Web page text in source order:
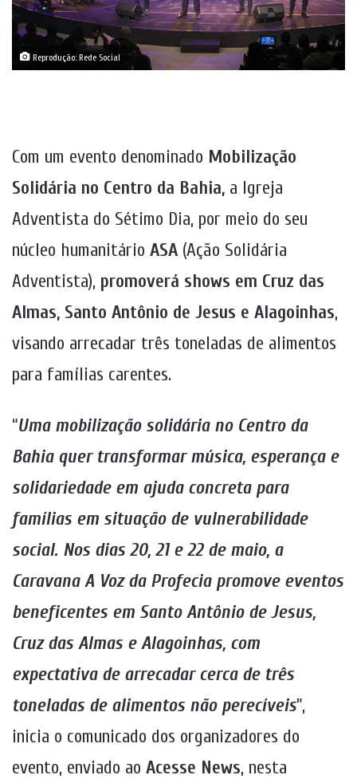
Reprodução: Rede Social
Com um evento denominado Mobilização
Solidária no Centro da Bahia, a Igreja
Adventista do Sétimo Dia, por meio do seu
núcleo humanitário ASA (Ação Solidária
Adventista), promoverá shows em Cruz das
Almas, Santo Antônio de Jesus e Alagoinhas,
visando arrecadar três toneladas de alimentos
para famílias carentes.
“Uma mobilização solidária no Centro da
Bahia quer transformar música, esperança e
solidariedade em ajuda concreta para
famílias em situação de vulnerabilidade
social. Nos dias 20, 21 e 22 de maio, a
Caravana A Voz da Profecia promove eventos
beneficentes em Santo Antônio de Jesus,
Cruz das Almas e Alagoinhas, com
expectativa de arrecadar cerca de três
toneladas de alimentos não perecíveis”,
inicia o comunicado dos organizadores do
evento, enviado ao Acesse News, nesta